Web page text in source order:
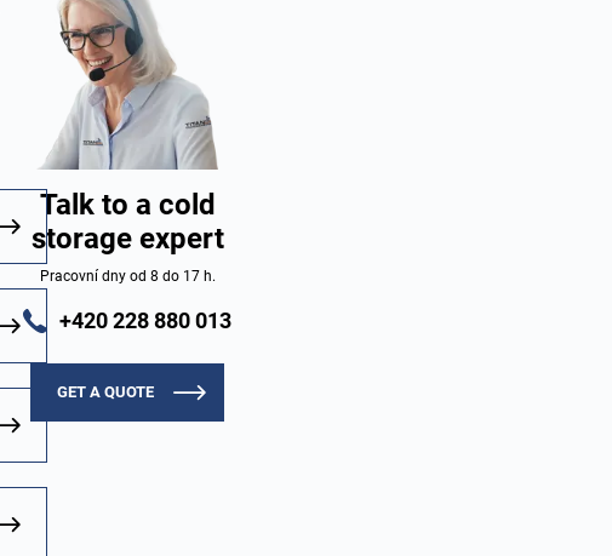
Talk to a cold
storage expert
Pracovní dny od 8 do 17 h.
+420 228 880 013
GET A QUOTE